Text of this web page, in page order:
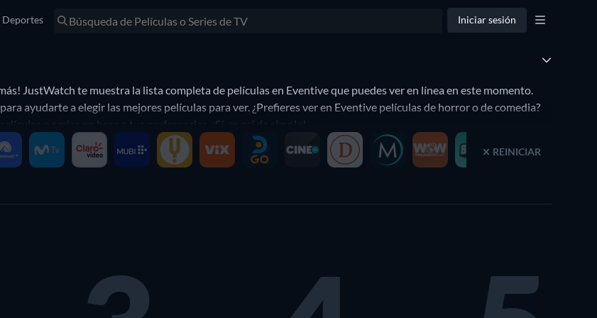
Deportes Iniciar sesión
JustWatch te muestra la lista completa de películas en Eventive que puedes ver en línea en este momento.
ayudarte a elegir las mejores películas para ver. ¿Prefieres ver en Eventive películas de horror o de comedia?
o series en base a tus preferencias. ¡Sí, es así de simple!.
REINICIAR